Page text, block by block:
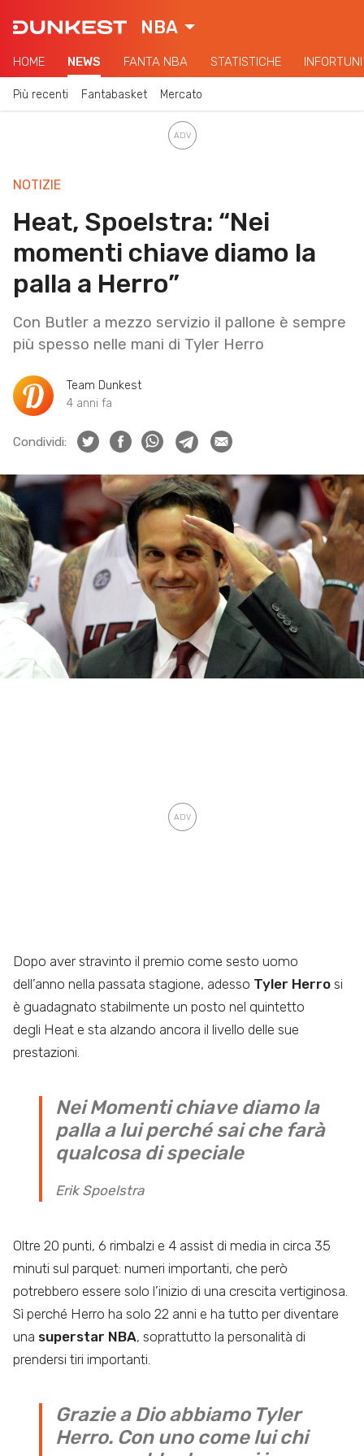
NBA
HOME NEWS FANTA NBA STATISTICHE INFORTUNI
Più recenti Fantabasket Mercato
NOTIZIE
Heat, Spoelstra: “Nei
momenti chiave diamo la
palla a Herro”
Con Butler a mezzo servizio il pallone è sempre
più spesso nelle mani di Tyler Herro
Team Dunkest
4 anni fa
Condividi:
Dopo aver stravinto il premio come sesto uomo
dell’anno nella passata stagione, adesso Tyler Herro si
è guadagnato stabilmente un posto nel quintetto
degli Heat e sta alzando ancora il livello delle sue
prestazioni.
Nei Momenti chiave diamo la
palla a lui perché sai che farà
qualcosa di speciale
Erik Spoelstra
Oltre 20 punti, 6 rimbalzi e 4 assist di media in circa 35
minuti sul parquet: numeri importanti, che però
potrebbero essere solo l’inizio di una crescita vertiginosa.
Sì perché Herro ha solo 22 anni e ha tutto per diventare
una superstar NBA, soprattutto la personalità di
prendersi tiri importanti.
Grazie a Dio abbiamo Tyler
Herro. Con uno come lui chi